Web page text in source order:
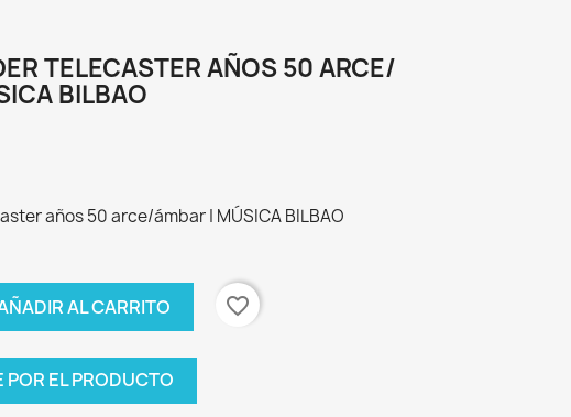
TELECASTER AÑOS 50 ARCE/
BILBAO
años 50 arce/ámbar | MÚSICA BILBAO
AL CARRITO favorite_border
POR EL PRODUCTO